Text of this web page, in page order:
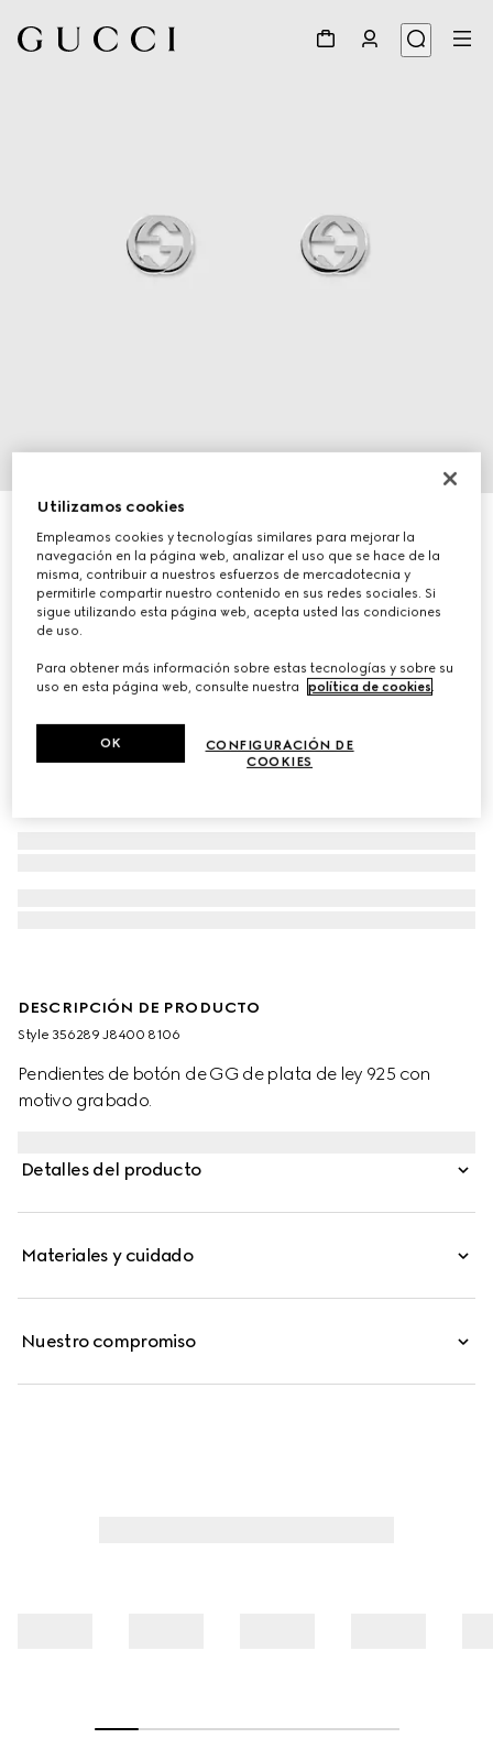
€ 290
DESCRIPCIÓN DE PRODUCTO
Style ‎356289 J8400 8106
Pendientes de botón de GG de plata de ley 925 con
motivo grabado.
Detalles del producto
Materiales y cuidado
Nuestro compromiso
Utilizamos cookies
Empleamos cookies y tecnologías similares para mejorar la
navegación en la página web, analizar el uso que se hace de la
misma, contribuir a nuestros esfuerzos de mercadotecnia y
permitirle compartir nuestro contenido en sus redes sociales. Si
sigue utilizando esta página web, acepta usted las condiciones
de uso.
Para obtener más información sobre estas tecnologías y sobre su
uso en esta página web, consulte nuestra
política de cookies.
CONFIGURACIÓN DE
COOKIES
OK